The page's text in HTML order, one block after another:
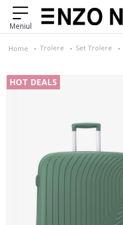
Home Trolere Set Trolere
HOT DEALS